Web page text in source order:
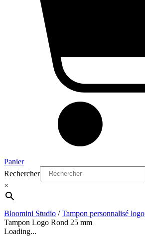
Panier
Rechercher
×
Bloomini Studio /Tampon personnalisé logo
Tampon Logo Rond 25 mm
Loading...